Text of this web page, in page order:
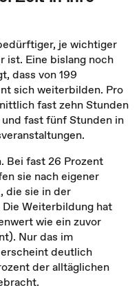
je wichtiger
ist. Eine bislang noch
dass von 199
sich weiterbilden. Pro
fast zehn Stunden
fast fünf Stunden in
Bei fast 26 Prozent
sie nach eigener
die sie in der
Weiterbildung hat
wie ein zuvor
Nur das im
deutlich
der alltäglichen